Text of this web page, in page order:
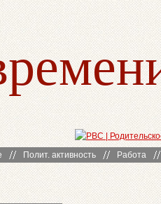
Полит. активность Работа